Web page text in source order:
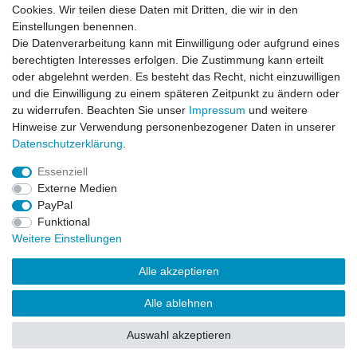
Vertrag widerrufen Kontakt
© Copyright 2026 | Alle Rechte vorbehalten.
Cookies. Wir teilen diese Daten mit Dritten, die wir in den
Einstellungen benennen.
Die Datenverarbeitung kann mit Einwilligung oder aufgrund eines
berechtigten Interesses erfolgen. Die Zustimmung kann erteilt
oder abgelehnt werden. Es besteht das Recht, nicht einzuwilligen
und die Einwilligung zu einem späteren Zeitpunkt zu ändern oder
zu widerrufen. Beachten Sie unser Impressum und weitere
Hinweise zur Verwendung personenbezogener Daten in unserer
Daten­schutz­erklärung
Essenziell
Externe Medien
PayPal
Funktional
Weitere Einstellungen
Alle akzeptieren
Alle ablehnen
Auswahl akzeptieren